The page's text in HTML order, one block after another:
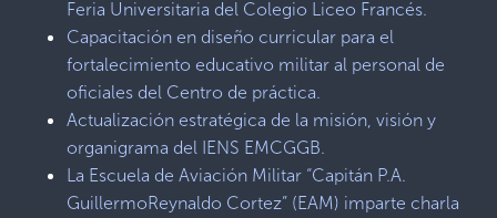
Feria Universitaria del Colegio Liceo Francés.
Capacitación en diseño curricular para el
fortalecimiento educativo militar al personal de
oficiales del Centro de práctica.
Actualización estratégica de la misión, visión y
organigrama del IENS EMCGGB.
La Escuela de Aviación Militar “Capitán P.A.
GuillermoReynaldo Cortez” (EAM) imparte charla